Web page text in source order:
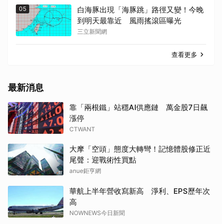
05
白海豚出現「海豚跳」路徑又變！今晚
到明天最靠近 風雨搖滾區曝光
三立新聞網
查看更多
最新消息
靠「兩根鐵」站穩AI供應鏈 萬金股7日飆
漲停
CTWANT
大摩「空頭」態度大轉彎！記憶體股修正近
尾聲：迎戰術性買點
anue鉅亨網
華航上半年營收寫新高 淨利、EPS歷年次
高
NOWNEWS今日新聞